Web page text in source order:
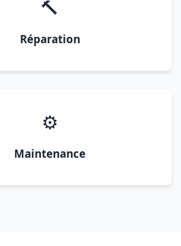
🔨
Réparation
⚙️
Maintenance